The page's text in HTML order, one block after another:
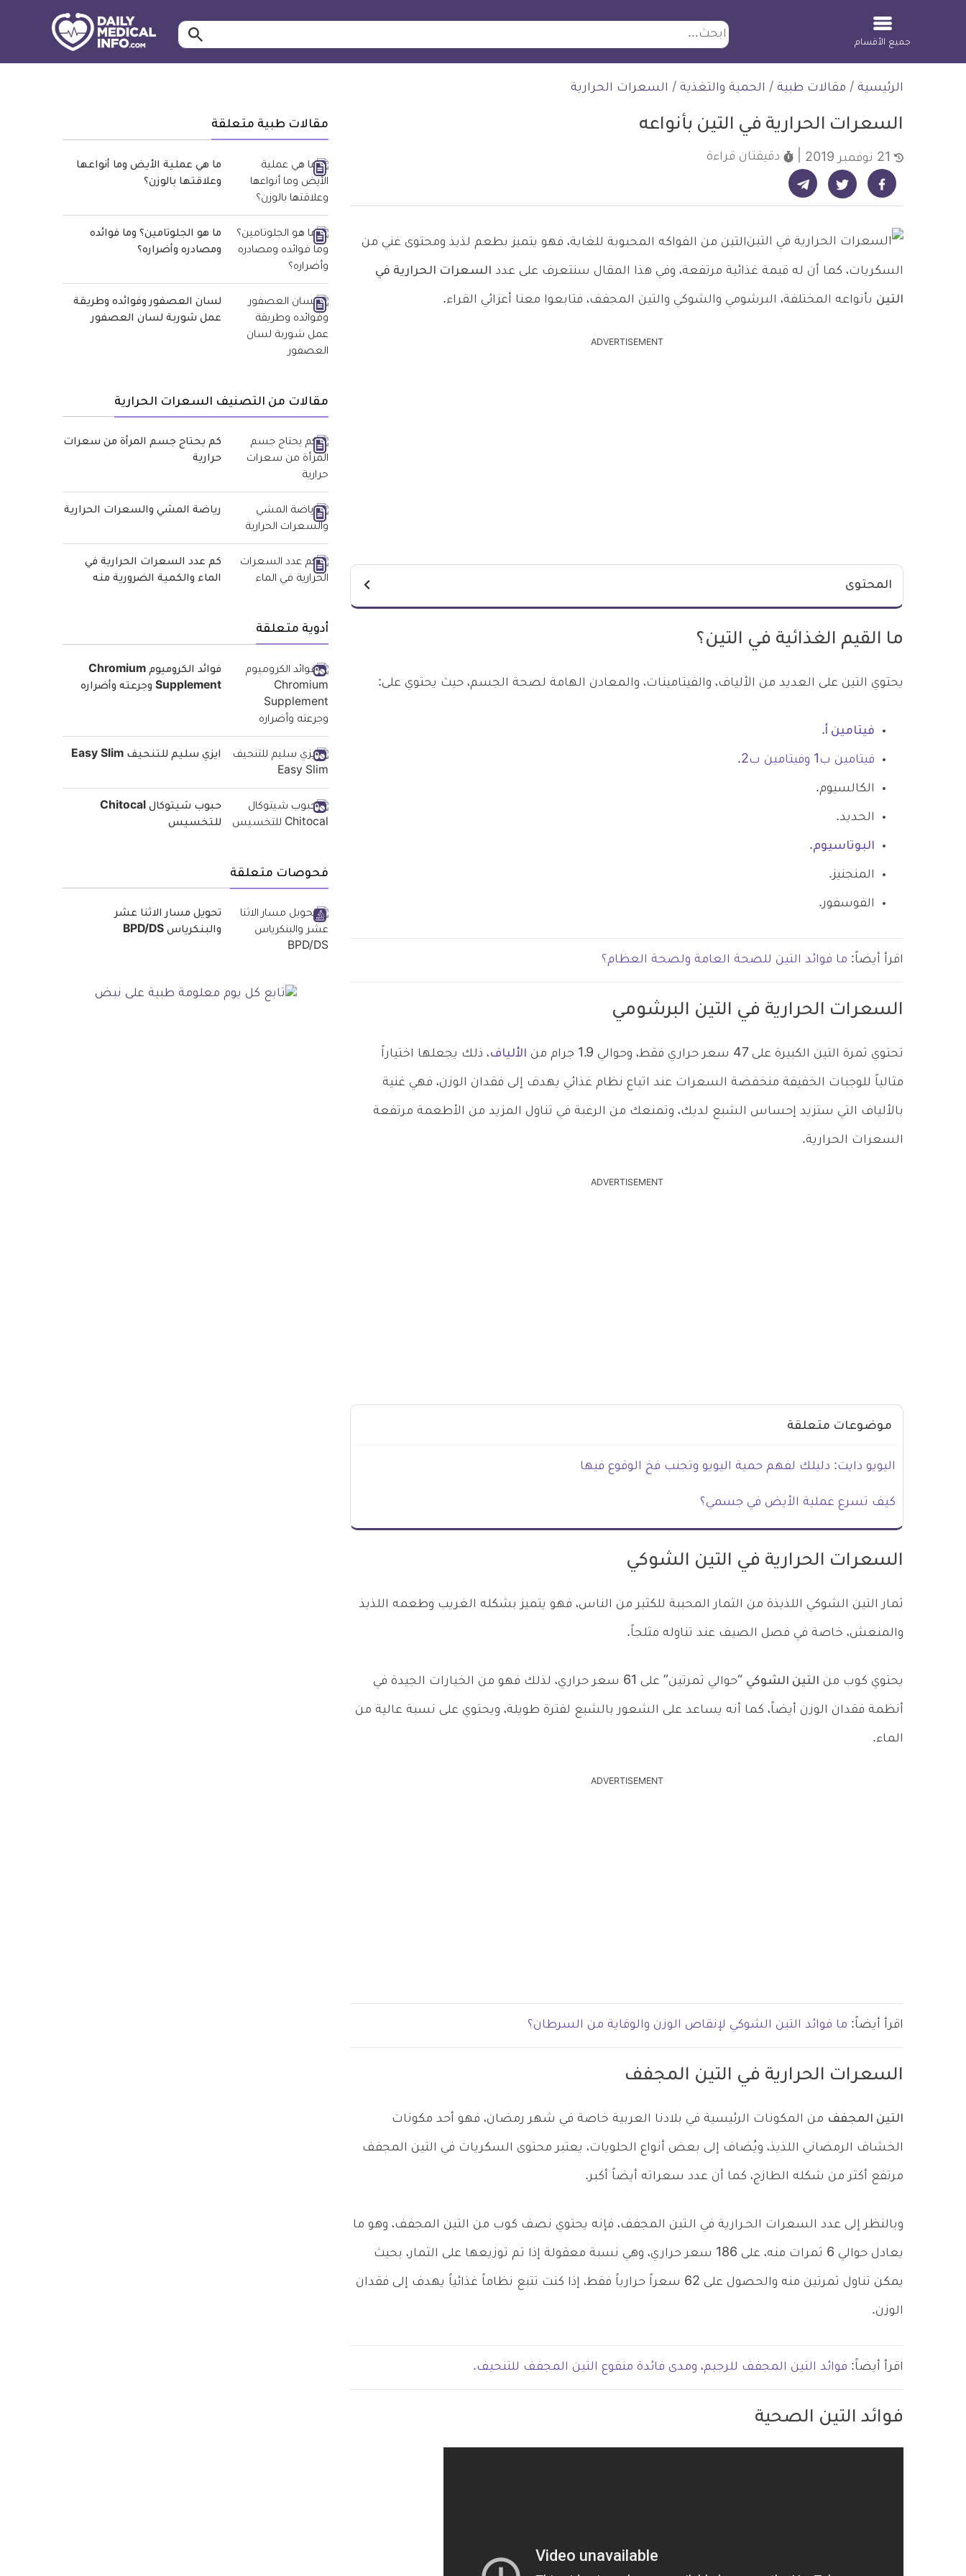
ابحث ابحث…
جميع الأقسام
الرئيسية / مقالات طبية / الحمية والتغذية / السعرات الحرارية
السعرات الحرارية في التين بأنواعه
دقيقتان قراءة
شارك على فيسبوك - ديلي ميديكال انفو شارك على تويتر - ديلي ميديكال انفو شارك على تيليجرام - ديلي ميديكال انفو
التين من الفواكه المحبوبة للغاية، فهو يتميز بطعم لذيذ ومحتوى غني من
السكريات، كما أن له قيمة غذائية مرتفعة، وفي هذا المقال سنتعرف على عدد السعرات الحرارية في
التين بأنواعه المختلفة، البرشومي والشوكي والتين المجفف، فتابعوا معنا أعزائي القراء.
ADVERTISEMENT
المحتوى
ما القيم الغذائية في التين؟
يحتوي التين على العديد من الألياف، والفيتامينات، والمعادن الهامة لصحة الجسم، حيث يحتوي على:
فيتامين أ.
فيتامين ب1 وفيتامين ب2 .
الكالسيوم.
الحديد.
البوتاسيوم.
المنجنيز.
الفوسفور.
اقرأ أيضاً: ما فوائد التين للصحة العامة ولصحة العظام؟
السعرات الحرارية في التين البرشومي
تحتوي ثمرة التين الكبيرة على 47 سعر حراري فقط، وحوالي 1.9 جرام من الألياف، ذلك يجعلها اختياراً
مثالياً للوجبات الخفيفة منخفضة السعرات عند اتباع نظام غذائي يهدف إلى فقدان الوزن، فهي غنية
بالألياف التي ستزيد إحساس الشبع لديك، وتمنعك من الرغبة في تناول المزيد من الأطعمة مرتفعة
السعرات الحرارية.
ADVERTISEMENT
موضوعات متعلقة
اليويو دايت: دليلك لفهم حمية اليويو وتجنب فخ الوقوع فيها
كيف تسرع عملية الأيض في جسمي؟
السعرات الحرارية في التين الشوكي
ثمار التين الشوكي اللذيذة من الثمار المحببة للكثير من الناس، فهو يتميز بشكله الغريب وطعمه اللذيذ
والمنعش، خاصة في فصل الصيف عند تناوله مثلجاً.
يحتوي كوب من التين الشوكي “حوالي ثمرتين” على 61 سعر حراري، لذلك فهو من الخيارات الجيدة في
أنظمة فقدان الوزن أيضاً، كما أنه يساعد على الشعور بالشبع لفترة طويلة، ويحتوي على نسبة عالية من
الماء.
ADVERTISEMENT
اقرأ أيضاً: ما فوائد التين الشوكي لإنقاص الوزن والوقاية من السرطان؟
السعرات الحرارية في التين المجفف
التين المجفف من المكونات الرئيسية في بلادنا العربية خاصة في شهر رمضان، فهو أحد مكونات
الخشاف الرمضاني اللذيذ، ويُضاف إلى بعض أنواع الحلويات، يعتبر محتوى السكريات في التين المجفف
مرتفع أكثر من شكله الطازج، كما أن عدد سعراته أيضاً أكبر.
وبالنظر إلى عدد السعرات الحـرارية في الـتين المجفف، فإنه يحتوي نصف كوب من التين المجفف، وهو ما
يعادل حوالي 6 ثمرات منه، على 186 سعر حراري، وهي نسبة معقولة إذا تم توزيعها على الثمار، بحيث
يمكن تناول ثمرتين منه والحصول على 62 سعراً حرارياً فقط، إذا كنت تتبع نظاماً غذائياً يهدف إلى فقدان
الوزن.
اقرأ أيضاً: فوائد التين المجفف للرجيم، ومدى فائدة منقوع التين المجفف للتنحيف.
فوائد التين الصحية
مقالات طبية متعلقة
ما هي عملية الأيض وما أنواعها
وعلاقتها بالوزن؟
ما هو الجلوتامين؟ وما فوائده
ومصادره وأضراره؟
لسان العصفور وفوائده وطريقة
عمل شوربة لسان العصفور
مقالات من التصنيف السعرات الحرارية
كم يحتاج جسم المرأة من سعرات
حرارية
رياضة المشي والسعرات الحرارية
كم عدد السعرات الحرارية في
الماء والكمية الضرورية منه
أدوية متعلقة
فوائد الكروميوم Chromium
Supplement وجرعته وأضراره
ايزي سليم للتنحيف Easy Slim
حبوب شيتوكال Chitocal
للتخسيس
فحوصات متعلقة
تحويل مسار الاثنا عشر
والبنكرياس BPD/DS